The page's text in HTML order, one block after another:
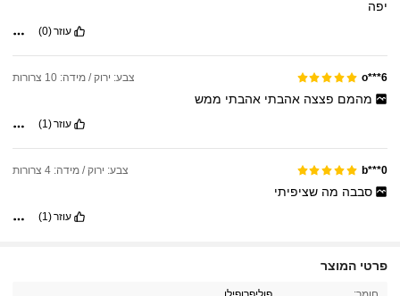
יפה
עוזר(0)
o***6 צבע: ירוק / מידה: 10 צרורות
מהמם פצצה אהבתי אהבתי ממש
עוזר(1)
b***0 צבע: ירוק / מידה: 4 צרורות
סבבה מה שציפיתי
עוזר(1)
פרטי המוצר